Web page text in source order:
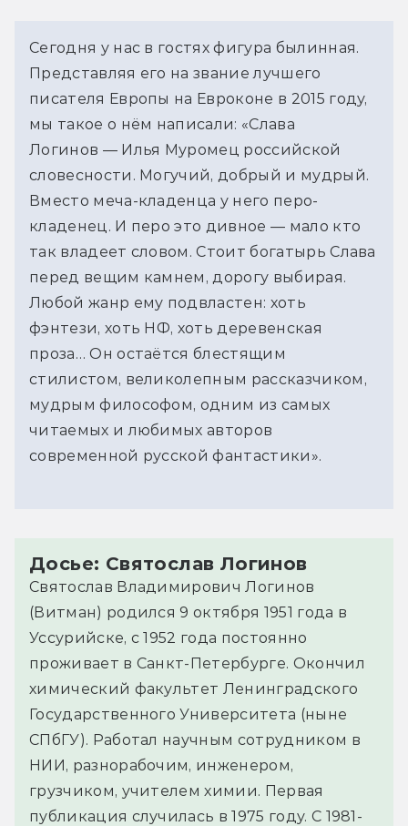
Сегодня у нас в гостях фигура былинная.
Представляя его на звание лучшего
писателя Европы на Евроконе в 2015 году,
мы такое о нём написали: «Слава
Логинов — Илья Муромец российской
словесности. Могучий, добрый и мудрый.
Вместо меча-кладенца у него перо-
кладенец. И перо это дивное — мало кто
так владеет словом. Стоит богатырь Слава
перед вещим камнем, дорогу выбирая.
Любой жанр ему подвластен: хоть
фэнтези, хоть НФ, хоть деревенская
проза… Он остаётся блестящим
стилистом, великолепным рассказчиком,
мудрым философом, одним из самых
читаемых и любимых авторов
современной русской фантастики».
Досье: Святослав Логинов
Святослав Владимирович Логинов
(Витман) родился 9 октября 1951 года в
Уссурийске, с 1952 года постоянно
проживает в Санкт-Петербурге. Окончил
химический факультет Ленинградского
Государственного Университета (ныне
СПбГУ). Работал научным сотрудником в
НИИ, разнорабочим, инженером,
грузчиком, учителем химии. Первая
публикация случилась в 1975 году. С 1981-